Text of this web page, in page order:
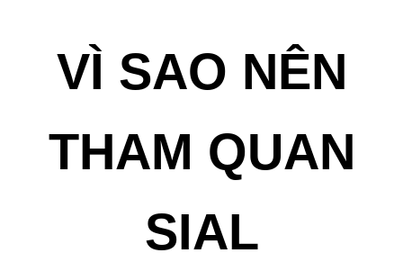
VÌ SAO NÊN
THAM QUAN
SIAL